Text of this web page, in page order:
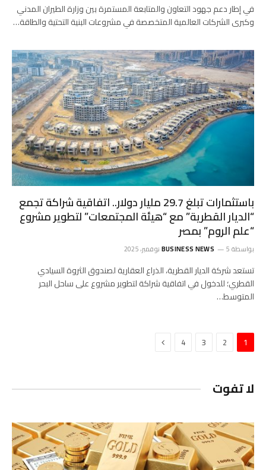
في إطار دعم جهود التعاون والمتابعة المستمرة بين وزارة الطيران المدني
وكبرى الشركات العالمية المتخصصة في مشروعات البنية التحتية والطاقة…
باستثمارات تبلغ 29.7 مليار دولار.. اتفاقية شراكة تجمع
“الديار القطرية” مع “هيئة المجتمعات” لتطوير مشروع
“علم الروم” بمصر
بواسطة BUSINESS NEWS 5 نوفمبر، 2025
تستعد شركة الديار القطرية، الذراع العقارية لصندوق الثروة السيادي
القطري؛ للدخول في اتفاقية شراكة لتطوير مشروع على ساحل البحر
المتوسط…
1
2
3
4 التالي
لا تفوت